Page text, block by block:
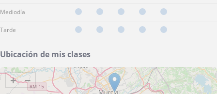
Mediodía
Tarde
Ubicación de mis clases
+ −